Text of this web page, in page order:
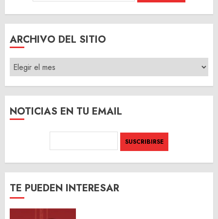
ARCHIVO DEL SITIO
ARCHIVO
DEL
SITIO
NOTICIAS EN TU EMAIL
TE PUEDEN INTERESAR